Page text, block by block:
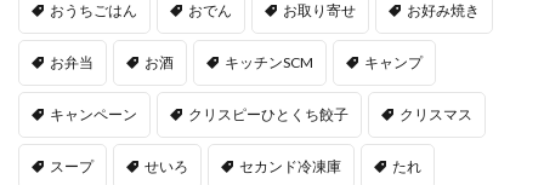
おうちごはん おでん お取り寄せ お好み焼き
お弁当 お酒 キッチンSCM キャンプ
キャンペーン クリスピーひとくち餃子 クリスマス
スープ せいろ セカンド冷凍庫 たれ